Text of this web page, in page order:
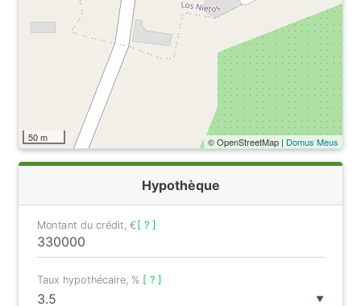
50 m © OpenStreetMap | Domus Meus
Hypothèque
Montant du crédit, €[ ? ]
▼
Taux hypothécaire, % [ ? ]